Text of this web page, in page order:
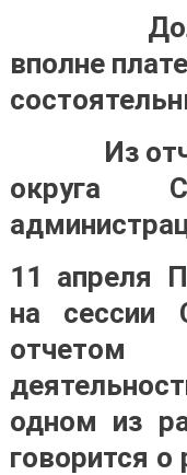
вполне
Из
округа
11 апреля
на сессии
отчетом
одном из
говорится